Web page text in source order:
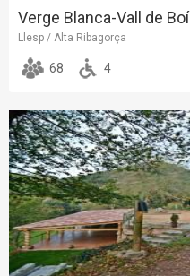
Verge Blanca-Vall de Boí
Llesp / Alta Ribagorça
68 4